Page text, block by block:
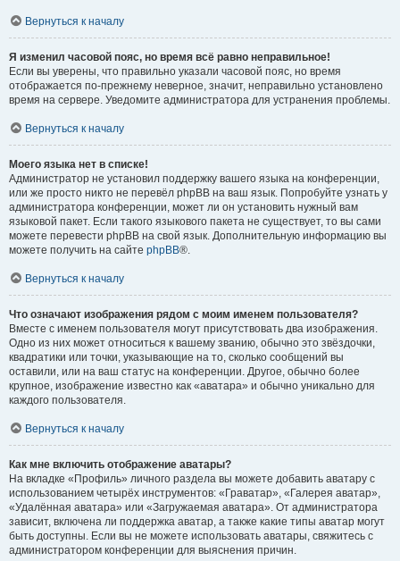
Вернуться к началу
Я изменил часовой пояс, но время всё равно неправильное!
Если вы уверены, что правильно указали часовой пояс, но время
отображается по-прежнему неверное, значит, неправильно установлено
время на сервере. Уведомите администратора для устранения проблемы.
Вернуться к началу
Моего языка нет в списке!
Администратор не установил поддержку вашего языка на конференции,
или же просто никто не перевёл phpBB на ваш язык. Попробуйте узнать у
администратора конференции, может ли он установить нужный вам
языковой пакет. Если такого языкового пакета не существует, то вы сами
можете перевести phpBB на свой язык. Дополнительную информацию вы
можете получить на сайте phpBB®.
Вернуться к началу
Что означают изображения рядом с моим именем пользователя?
Вместе с именем пользователя могут присутствовать два изображения.
Одно из них может относиться к вашему званию, обычно это звёздочки,
квадратики или точки, указывающие на то, сколько сообщений вы
оставили, или на ваш статус на конференции. Другое, обычно более
крупное, изображение известно как «аватара» и обычно уникально для
каждого пользователя.
Вернуться к началу
Как мне включить отображение аватары?
На вкладке «Профиль» личного раздела вы можете добавить аватару с
использованием четырёх инструментов: «Граватар», «Галерея аватар»,
«Удалённая аватара» или «Загружаемая аватара». От администратора
зависит, включена ли поддержка аватар, а также какие типы аватар могут
быть доступны. Если вы не можете использовать аватары, свяжитесь с
администратором конференции для выяснения причин.